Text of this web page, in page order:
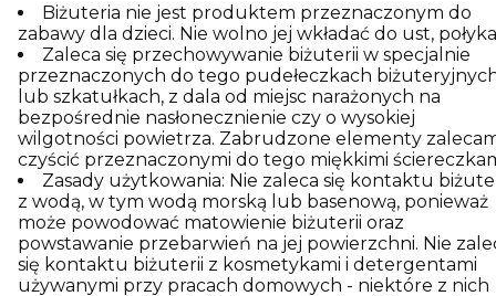
Biżuteria nie jest produktem przeznaczonym do
zabawy dla dzieci. Nie wolno jej wkładać do ust,
Zaleca się przechowywanie biżuterii w specjalnie
przeznaczonych do tego pudełeczkach
lub szkatułkach, z dala od miejsc narażonych na
bezpośrednie nasłonecznienie czy o wysokiej
wilgotności powietrza. Zabrudzone elementy
czyścić przeznaczonymi do tego miękkimi
Zasady użytkowania: Nie zaleca się kontaktu
z wodą, w tym wodą morską lub basenową, ponieważ
może powodować matowienie biżuterii oraz
powstawanie przebarwień na jej powierzchni. Nie
się kontaktu biżuterii z kosmetykami i detergentami
używanymi przy pracach domowych - niektóre z nich